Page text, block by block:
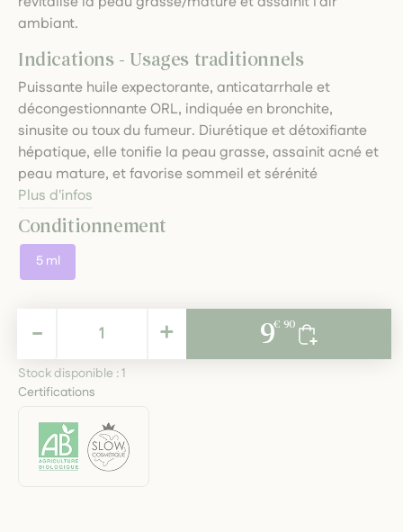
ambiant.
Indications - Usages traditionnels
Puissante huile expectorante, anticatarrhale et
décongestionnante ORL, indiquée en bronchite,
sinusite ou toux du fumeur. Diurétique et détoxifiante
hépatique, elle tonifie la peau grasse, assainit acné et
peau mature, et favorise sommeil et sérénité
Plus d'infos
Conditionnement
5 ml
9,90 € +
- 9€ 90
Stock disponible :1
Certifications